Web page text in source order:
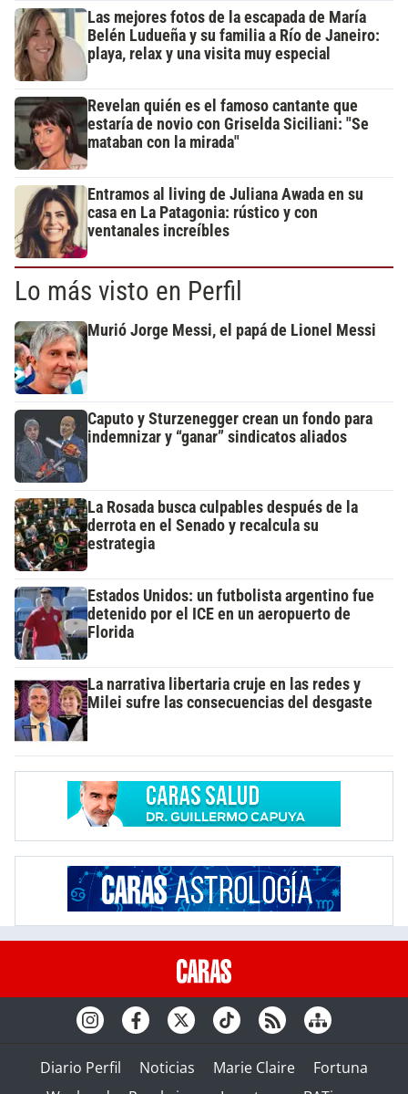
Las mejores fotos de la escapada de María
Belén Ludueña y su familia a Río de Janeiro:
playa, relax y una visita muy especial
Revelan quién es el famoso cantante que
estaría de novio con Griselda Siciliani: "Se
mataban con la mirada"
Entramos al living de Juliana Awada en su
casa en La Patagonia: rústico y con
ventanales increíbles
Lo más visto en Perfil
Murió Jorge Messi, el papá de Lionel Messi
Caputo y Sturzenegger crean un fondo para
indemnizar y “ganar” sindicatos aliados
La Rosada busca culpables después de la
derrota en el Senado y recalcula su
estrategia
Estados Unidos: un futbolista argentino fue
detenido por el ICE en un aeropuerto de
Florida
La narrativa libertaria cruje en las redes y
Milei sufre las consecuencias del desgaste
Diario Perfil Noticias Marie Claire
Fortuna